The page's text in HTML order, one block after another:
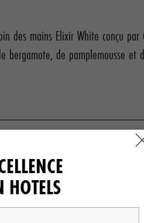
des mains Elixir White conçu
de pamplemousse et